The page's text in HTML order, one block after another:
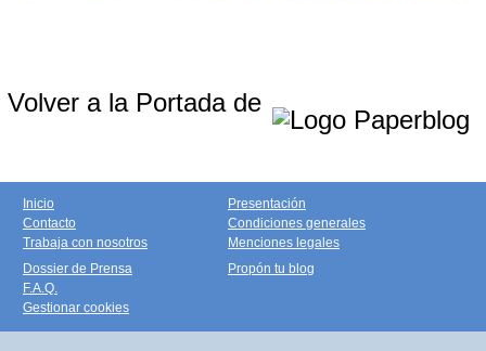
Volver a la Portada de
Inicio
Contacto
Trabaja con nosotros
Presentación
Condiciones generales
Menciones legales
Dossier de Prensa
F.A.Q.
Gestionar cookies
Propón tu blog